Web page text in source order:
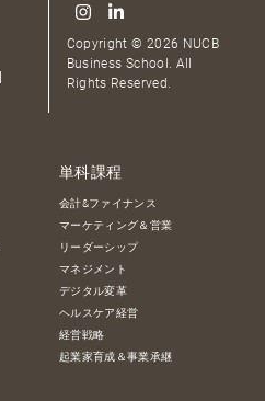
Copyright © 2026 NUCB
Business School. All
Rights Reserved.
単科課程
会計&ファイナンス
マーケティング＆営業
リーダーシップ
マネジメント
デジタル変革
ヘルスケア経営
経営戦略
起業家育成＆事業承継